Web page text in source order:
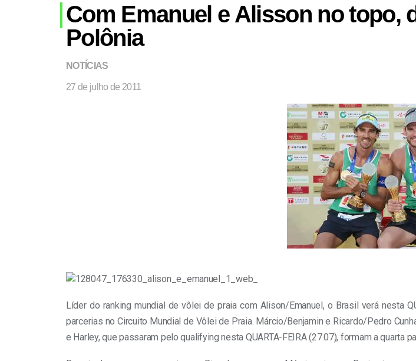
Com Emanuel e Alisson no topo,
Polônia
NOTÍCIAS
27 de julho de 2011
Líder do ranking mundial de vôlei de praia com Alison/Emanuel, o Brasil verá nesta
parcerias no Circuito Mundial de Vôlei de Praia. Márcio/Benjamin e Ricardo/Pedro
e Harley, que passaram pelo qualifying nesta QUARTA-FEIRA (27.07), formam a quarta